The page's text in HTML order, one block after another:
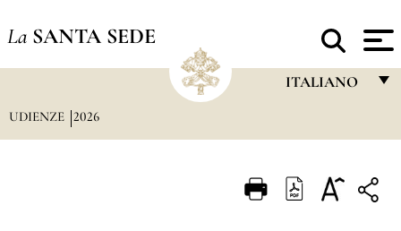
La SANTA SEDE
ITALIANO
ITALIANO
UDIENZE 2026